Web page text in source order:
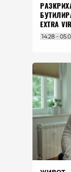
EXTRA
14:28 -